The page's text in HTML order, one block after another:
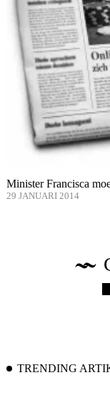
Minister Francisca
29 JANUARI 2014
TRENDING